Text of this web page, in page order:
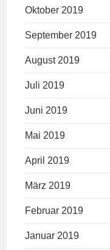
Oktober 2019
September 2019
August 2019
Juli 2019
Juni 2019
Mai 2019
April 2019
März 2019
Februar 2019
Januar 2019